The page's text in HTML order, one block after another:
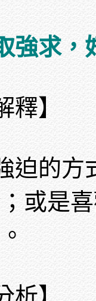
強求，
釋】
迫的方
或是